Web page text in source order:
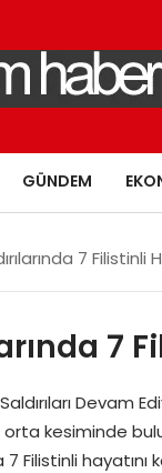
GÜNDEM
7 Filistinli
7
Devam
orta kesiminde
7 Filistinli